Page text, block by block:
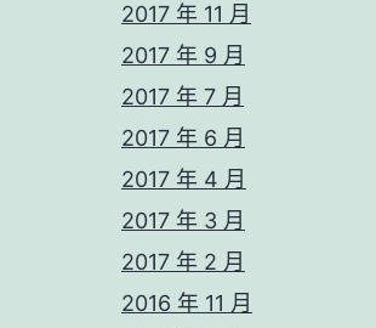
2017 年 11 月
2017 年 9 月
2017 年 7 月
2017 年 6 月
2017 年 4 月
2017 年 3 月
2017 年 2 月
2016 年 11 月